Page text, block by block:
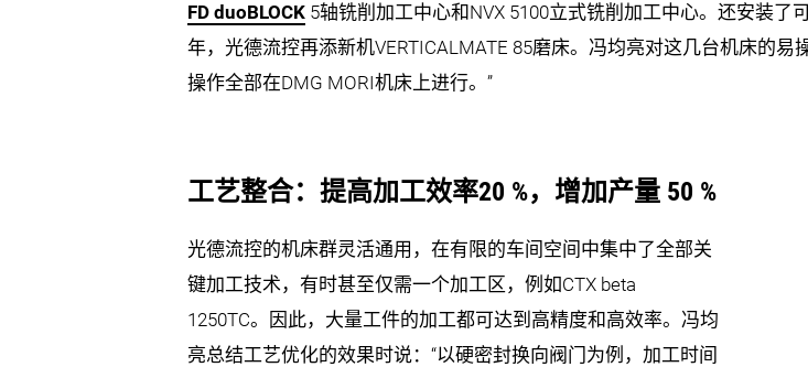
FD duoBLOCK 5轴铣削加工中心和NVX 5100立式铣削加工中心。还安装了
年，光德流控再添新机VERTICALMATE 85磨床。冯均亮对这几台机床的
操作全部在DMG MORI机床上进行。”
工艺整合：提高加工效率20 %，增加产量 50 %
光德流控的机床群灵活通用，在有限的车间空间中集中了全部关
键加工技术，有时甚至仅需一个加工区，例如CTX beta
1250TC。因此，大量工件的加工都可达到高精度和高效率。冯均
亮总结工艺优化的效果时说：“以硬密封换向阀门为例，加工时间